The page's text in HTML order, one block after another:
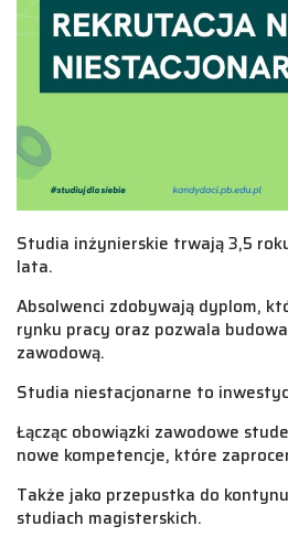
Studia inżynierskie trwają 3,5
lata.
Absolwenci zdobywają dyplom,
rynku pracy oraz pozwala
zawodową.
Studia niestacjonarne to
Łącząc obowiązki zawodowe
nowe kompetencje, które
Także jako przepustka do
studiach magisterskich.